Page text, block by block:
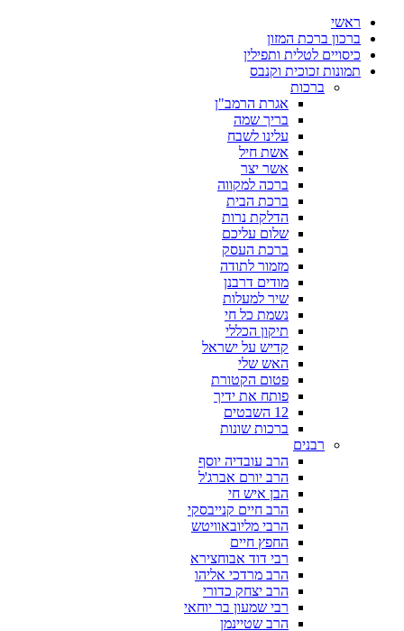
ראשי
ברכון ברכת המזון
כיסויים לטלית ותפילין
תמונות זכוכית וקנבס
ברכות
אגרת הרמב"ן
בריך שמה
עלינו לשבח
אשת חיל
אשר יצר
ברכה למקווה
ברכת הבית
הדלקת נרות
שלום עליכם
ברכת העסק
מזמור לתודה
מודים דרבנן
שיר למעלות
נשמת כל חי
תיקון הכללי
קדיש על ישראל
האש שלי
פטום הקטורת
פותח את ידיך
12 השבטים
ברכות שונות
רבנים
הרב עובדיה יוסף
הרב יורם אברג'ל
הבן איש חי
הרב חיים קנייבסקי
הרבי מליובאוויטש
החפץ חיים
רבי דוד אבוחצירא
הרב מרדכי אליהו
הרב יצחק כדורי
רבי שמעון בר יוחאי
הרב שטיינמן